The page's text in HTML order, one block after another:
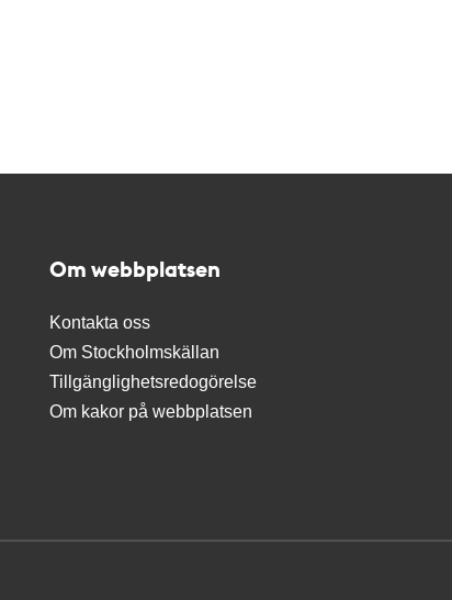
Om webbplatsen
Kontakta oss
Om Stockholmskällan
Tillgänglighetsredogörelse
Om kakor på webbplatsen